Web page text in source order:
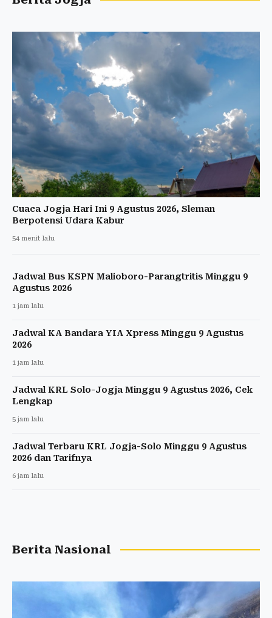
Cuaca Jogja Hari Ini 9 Agustus 2026, Sleman
Berpotensi Udara Kabur
54 menit lalu
Jadwal Bus KSPN Malioboro-Parangtritis Minggu 9
Agustus 2026
1 jam lalu
Jadwal KA Bandara YIA Xpress Minggu 9 Agustus
2026
1 jam lalu
Jadwal KRL Solo-Jogja Minggu 9 Agustus 2026, Cek
Lengkap
5 jam lalu
Jadwal Terbaru KRL Jogja-Solo Minggu 9 Agustus
2026 dan Tarifnya
6 jam lalu
Berita Nasional